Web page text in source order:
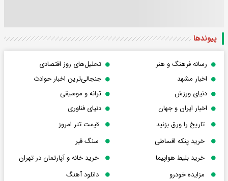
پیوندها
رسانه فرهنگ و هنر
تحلیل‌های روز اقتصادی
اخبار مشهد
جنجالی‌ترین اخبار حوادث
دنیای ورزش
ترانه و موسیقی
اخبار ایران و جهان
دنیای فناوری
تاریخ را ورق بزنید
قیمت تتر امروز
خرید پنکه اقساطی
سنگ قبر
خرید بلیط هواپیما
خرید خانه و آپارتمان در تهران
مزایده خودرو
دانلود آهنگ